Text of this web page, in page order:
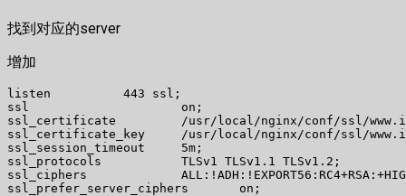
找到对应的server
增加
listen          443 ssl;
ssl                     on;
ssl_certificate         /usr/local/nginx/conf/ssl/
ssl_certificate_key     /usr/local/nginx/conf/ssl/
ssl_session_timeout     5m;
ssl_protocols           TLSv1 TLSv1.1 TLSv1.2;
ssl_ciphers
ssl_prefer_server_ciphers       on;